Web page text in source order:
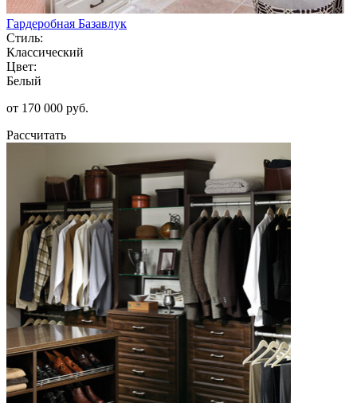
Гардеробная Базавлук
Стиль:
Классический
Цвет:
Белый
от 170 000 руб.
Рассчитать